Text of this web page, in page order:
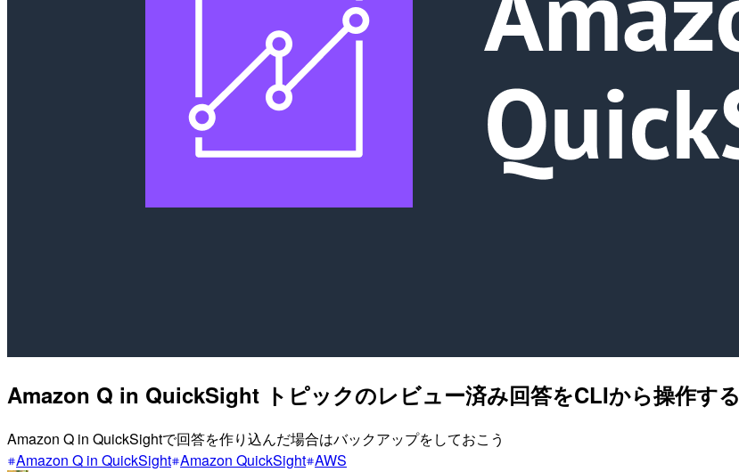
Amazon Q in QuickSight トピックのレビュー済み回答をCLIから操作する
Amazon Q in QuickSightで回答を作り込んだ場合はバックアップをしておこう
Amazon Q in QuickSight Amazon QuickSight AWS